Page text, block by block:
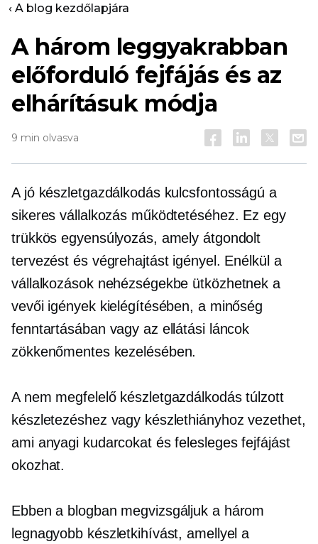
‹ A blog kezdőlapjára
A három leggyakrabban
előforduló fejfájás és az
elhárításuk módja
9 min olvasva
A jó készletgazdálkodás kulcsfontosságú a
sikeres vállalkozás működtetéséhez. Ez egy
trükkös egyensúlyozás, amely átgondolt
tervezést és végrehajtást igényel. Enélkül a
vállalkozások nehézségekbe ütközhetnek a
vevői igények kielégítésében, a minőség
fenntartásában vagy az ellátási láncok
zökkenőmentes kezelésében.
A nem megfelelő készletgazdálkodás túlzott
készletezéshez vagy készlethiányhoz vezethet,
ami anyagi kudarcokat és felesleges fejfájást
okozhat.
Ebben a blogban megvizsgáljuk a három
legnagyobb készletkihívást, amellyel a